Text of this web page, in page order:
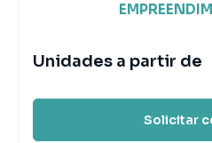
Unidades a partir de
Solicitar